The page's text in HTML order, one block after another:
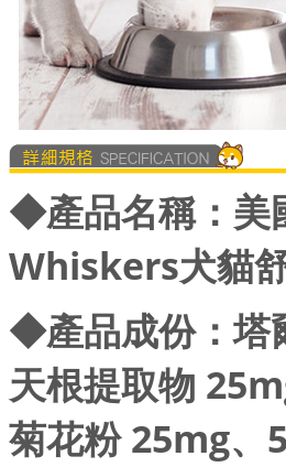
◆產品名稱： 美
Whiskers犬貓
◆產品成份：塔
天根提取物
菊花粉 25mg、